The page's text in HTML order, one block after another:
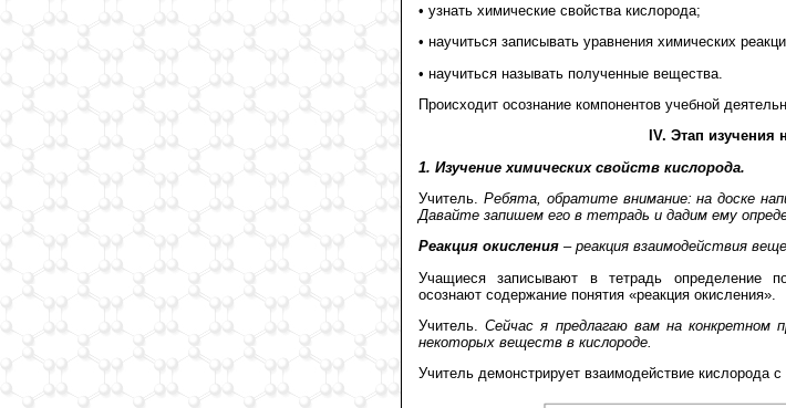
• узнать химические свойства кислорода;
• научиться записывать уравнения химических
• научиться называть полученные вещества.
Происходит осознание компонентов учебной
IV. Этап изучения
1. Изучение химических свойств кислорода.
Учитель. Ребята, обратите внимание: на доске
Давайте запишем его в тетрадь и дадим ему
Реакция окисления – реакция взаимодействия
Учащиеся записывают в тетрадь определение
осознают содержание понятия «реакция окисления».
Учитель.Сейчас я предлагаю вам на конкретном
некоторых веществ в кислороде.
Учитель демонстрирует взаимодействие